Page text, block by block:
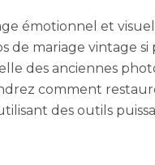
émotionnel et
de mariage vintage
des anciennes
comment
des outils